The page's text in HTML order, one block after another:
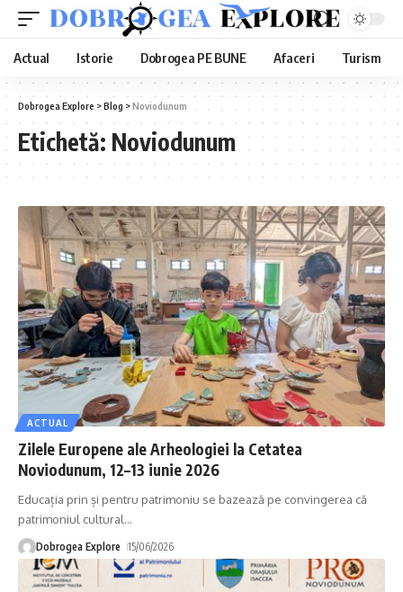
Actual Istorie Dobrogea PE BUNE Afaceri Turism
Dobrogea Explore >Blog >Noviodunum
Etichetă: Noviodunum
ACTUAL
Zilele Europene ale Arheologiei la Cetatea
Noviodunum, 12–13 iunie 2026
Educația prin și pentru patrimoniu se bazează pe convingerea că
patrimoniul cultural…
Dobrogea Explore 15/06/2026